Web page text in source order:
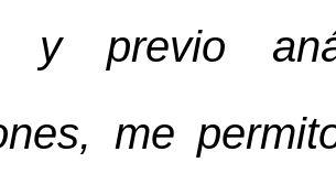
y previo
me